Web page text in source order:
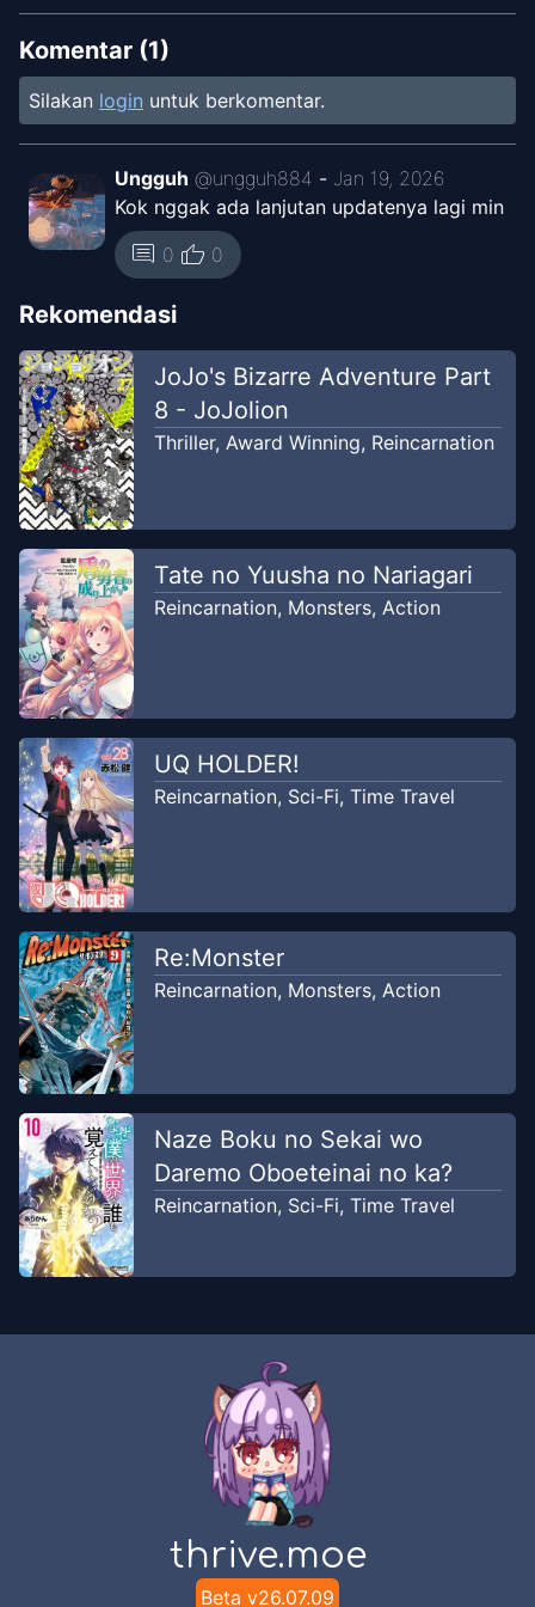
Chapter44
WestManga
Chapter43
WestManga
May 7, 2024
Chapter18
WestManga
May 7, 2024
Chapter17
Chapter16
WestManga
Chapter15
WestManga
Chapter14
WestManga
May 7, 2024
Chapter 13
WestManga
Chapter12
WestManga
Mar 25, 2024
Chapter11
WestManga
Chapter10
WestManga
Jan 26, 2020
Chapter9
WestManga
Chapter8
WestManga
May 7, 2019
Chapter7
Mar 6, 2019
Komentar (1)
Silakan login untuk berkomentar.
Ungguh @ungguh884 - Jan 19, 2026
Kok nggak ada lanjutan updatenya lagi min
comment 0 thumb_up 0
Rekomendasi
JoJo's Bizarre Adventure Part
8 - JoJolion
Thriller, Award Winning, Reincarnation
Tate no Yuusha no Nariagari
Reincarnation, Monsters, Action
UQ HOLDER!
Reincarnation, Sci-Fi, Time Travel
Re:Monster
Reincarnation, Monsters, Action
Naze Boku no Sekai wo
Daremo Oboeteinai no ka?
Reincarnation, Sci-Fi, Time Travel
thrive.moe
Beta v26.07.09